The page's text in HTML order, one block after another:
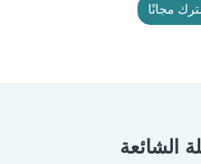
مجانًا
الشائعة